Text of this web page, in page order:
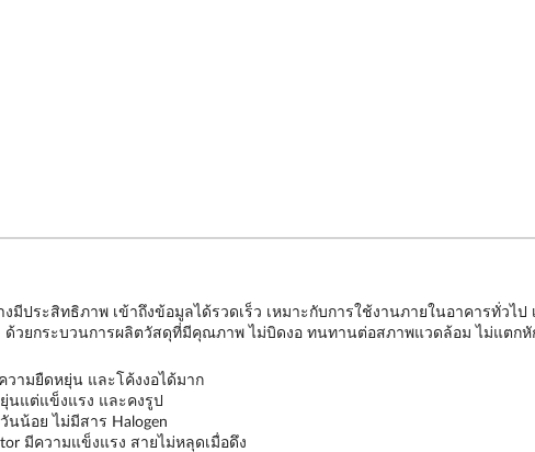
มีประสิทธิภาพ เข้าถึงข้อมูลได้รวดเร็ว เหมาะกับการใช้งานภายในอาคารทั่วไ
ด้วยกระบวนการผลิตวัสดุที่มีคุณภาพ ไม่บิดงอ ทนทานต่อสภาพแวดล้อม ไม่แตกหั
ามยืดหยุ่น และโค้งงอได้มาก
นแต่แข็งแรง และคงรูป
นน้อย ไม่มีสาร Halogen
มีความแข็งแรง สายไม่หลุดเมื่อดึง